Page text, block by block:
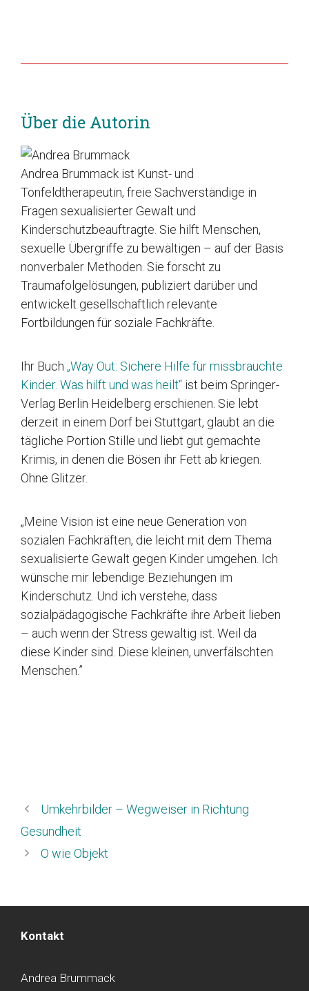
Über die Autorin
Andrea Brummack ist Kunst- und
Tonfeldtherapeutin, freie Sachverständige in
Fragen sexualisierter Gewalt und
Kinderschutzbeauftragte. Sie hilft Menschen,
sexuelle Übergriffe zu bewältigen – auf der Basis
nonverbaler Methoden. Sie forscht zu
Traumafolgelösungen, publiziert darüber und
entwickelt gesellschaftlich relevante
Fortbildungen für soziale Fachkräfte.
Ihr Buch „Way Out: Sichere Hilfe für missbrauchte
Kinder. Was hilft und was heilt“ ist beim Springer-
Verlag Berlin Heidelberg erschienen. Sie lebt
derzeit in einem Dorf bei Stuttgart, glaubt an die
tägliche Portion Stille und liebt gut gemachte
Krimis, in denen die Bösen ihr Fett ab kriegen.
Ohne Glitzer.
„Meine Vision ist eine neue Generation von
sozialen Fachkräften, die leicht mit dem Thema
sexualisierte Gewalt gegen Kinder umgehen. Ich
wünsche mir lebendige Beziehungen im
Kinderschutz. Und ich verstehe, dass
sozialpädagogische Fachkräfte ihre Arbeit lieben
– auch wenn der Stress gewaltig ist. Weil da
diese Kinder sind. Diese kleinen, unverfälschten
Menschen.”
Umkehrbilder – Wegweiser in Richtung
Gesundheit
O wie Objekt
Kontakt
Andrea Brummack